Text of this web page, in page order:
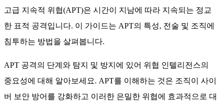
고급 지속적 위협(APT)은 시간이 지남에 따라 지속되는 정교
한 표적 공격입니다. 이 가이드는 APT의 특성, 전술 및 조직에
침투하는 방법을 살펴봅니다.
APT 공격의 단계와 탐지 및 방지에 있어 위협 인텔리전스의
중요성에 대해 알아보세요. APT를 이해하는 것은 조직이 사이
버 보안 방어를 강화하고 이러한 은밀한 위협에 효과적으로 대